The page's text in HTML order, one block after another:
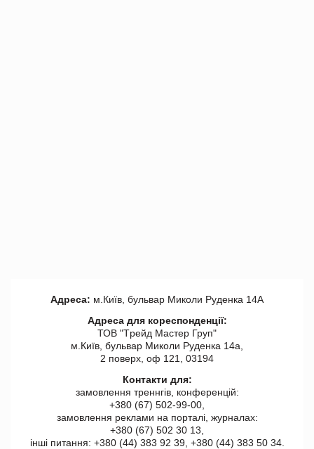
Адреса: м.Київ, бульвар Миколи Руденка 14А
Адреса для кореспонденції:
ТОВ "Tрейд Мастер Груп"
м.Київ, бульвар Миколи Руденка 14а,
2 поверх, оф 121, 03194
Контакти для:
замовлення треннгів, конференцій:
+380 (67) 502-99-00,
замовлення реклами на порталі, журналах:
+380 (67) 502 30 13,
інші питання: +380 (44) 383 92 39, +380 (44) 383 50 34.